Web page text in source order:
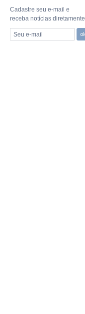
Cadastre seu e-mail e
receba notícias diretamente
Seu e-mail